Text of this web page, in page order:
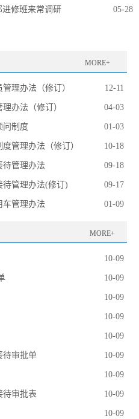
进修班来常调研 05-28
MORE+
理办法（修订） 12-11
办法（修订） 04-03
问制度 01-03
管理办法（修订） 10-18
待管理办法 09-18
待管理办法(修订) 09-17
车管理办法 01-09
MORE+
10-09
10-09
10-09
10-09
10-09
待审批单 10-09
10-09
待审批表 10-09
10-09